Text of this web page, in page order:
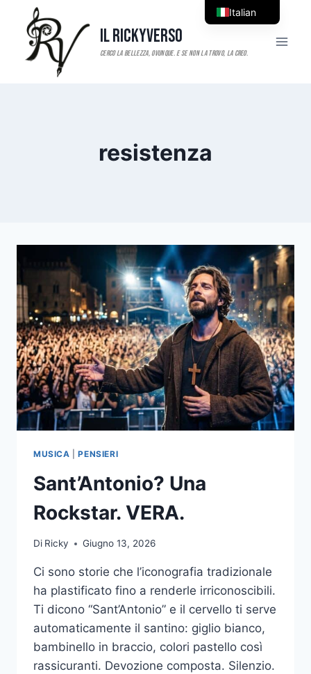
contenuto
Il RickyVerso
resistenza
MUSICA |PENSIERI
Sant’Antonio? Una
Rockstar. VERA.
Di Ricky Giugno 13, 2026
Ci sono storie che l’iconografia tradizionale
ha plastificato fino a renderle irriconoscibili.
Ti dicono “Sant’Antonio” e il cervello ti serve
automaticamente il santino: giglio bianco,
bambinello in braccio, colori pastello così
rassicuranti. Devozione composta. Silenzio.
Italian